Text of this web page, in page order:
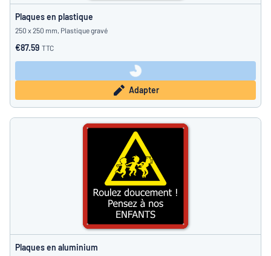
Plaques en plastique
250 x 250 mm, Plastique gravé
€87.59 TTC
Adapter
Plaques en aluminium